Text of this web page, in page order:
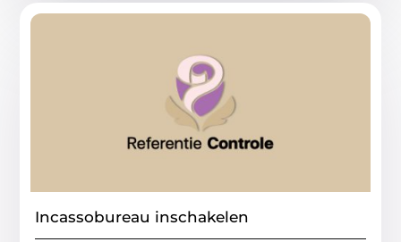
Incassobureau inschakelen